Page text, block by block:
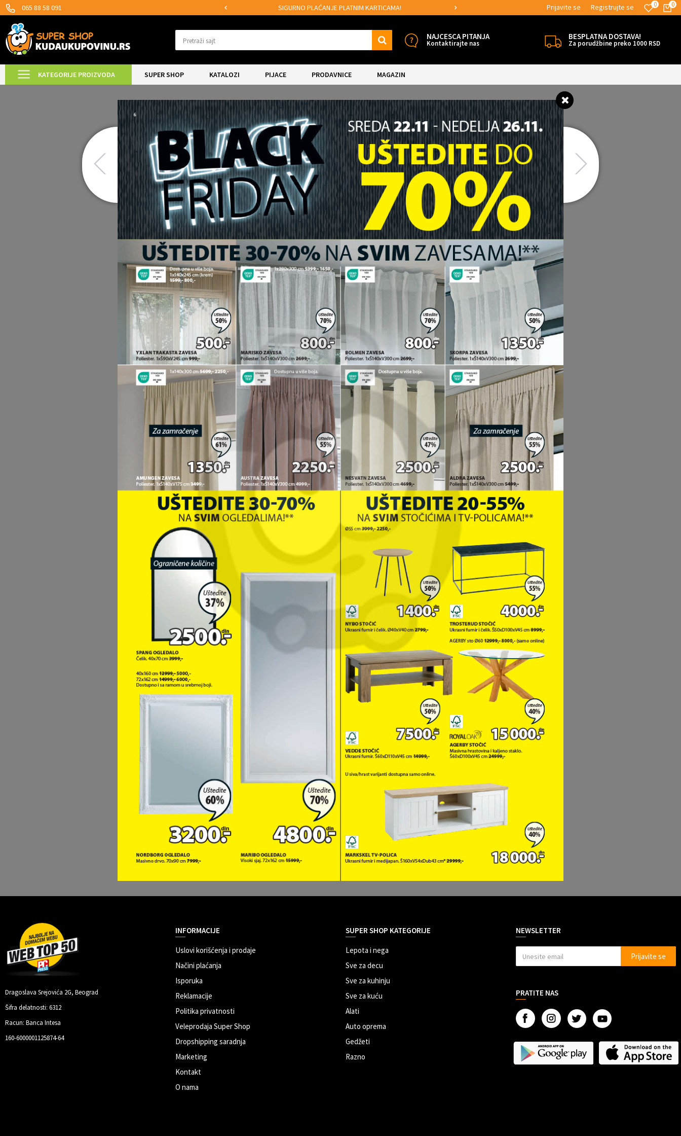
065 88 58 091
MOGUĆNOST ISPORUKE ZA 24H! SIGURNO PLAĆANJE PLATNIM KARTICAMA! MOGUĆNOST BESPLATNE ISPORUKE! 0
0
Prijavite se Registrujte se
Pretraži sajt NAJCESCA PITANJA
Kontaktirajte nas
BESPLATNA DOSTAVA!
Za porudžbine preko 1000 RSD
KATEGORIJE PROIZVODA SUPER SHOP KATALOZI PIJACE PRODAVNICE MAGAZIN
Dragoslava Srejovića 2G, Beograd
Šifra delatnosti: 6312
Racun: Banca Intesa
160-6000001125874-64
INFORMACIJE
Uslovi korišćenja i prodaje
Načini plaćanja
Isporuka
Reklamacije
Politika privatnosti
Veleprodaja Super Shop
Dropshipping saradnja
Marketing
Kontakt
O nama
SUPER SHOP KATEGORIJE
Lepota i nega
Sve za decu
Sve za kuhinju
Sve za kuću
Alati
Auto oprema
Gedžeti
Razno
NEWSLETTER
Prijavite se
PRATITE NAS